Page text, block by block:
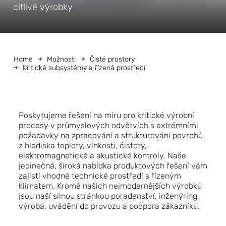
citlivé výrobky
Home Možnosti
Čisté prostory
Kritické subsystémy a řízená prostředí
Poskytujeme řešení na míru pro kritické výrobní
procesy v průmyslových odvětvích s extrémními
požadavky na zpracování a strukturování povrchů
z hlediska teploty, vlhkosti, čistoty,
elektromagnetické a akustické kontroly. Naše
jedinečná, široká nabídka produktových řešení vám
zajistí vhodné technické prostředí s řízeným
klimatem. Kromě našich nejmodernějších výrobků
jsou naší silnou stránkou poradenství, inženýring,
výroba, uvádění do provozu a podpora zákazníků.